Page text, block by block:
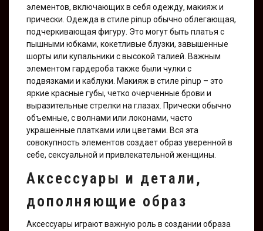
элементов, включающих в себя одежду, макияж и
прически. Одежда в стиле pinup обычно облегающая,
подчеркивающая фигуру. Это могут быть платья с
пышными юбками, кокетливые блузки, завышенные
шорты или купальники с высокой талией. Важным
элементом гардероба также были чулки с
подвязками и каблуки. Макияж в стиле pinup – это
яркие красные губы, четко очерченные брови и
выразительные стрелки на глазах. Прически обычно
объемные, с волнами или локонами, часто
украшенные платками или цветами. Вся эта
совокупность элементов создает образ уверенной в
себе, сексуальной и привлекательной женщины.
Аксессуары и детали,
дополняющие образ
Аксессуары играют важную роль в создании образа